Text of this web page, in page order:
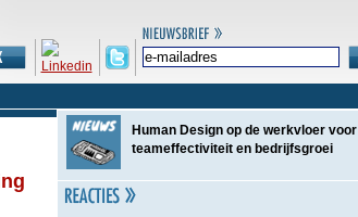
Human Design op de werkvloer voor
teameffectiviteit en bedrijfsgroei